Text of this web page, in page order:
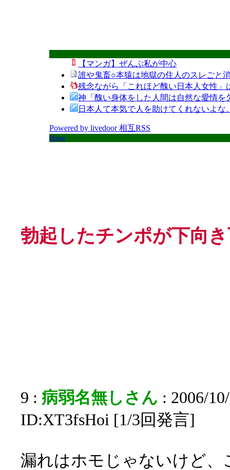
【マンガ】ぜんぶ私が中心
誰や鬼畜○本猿は地獄の住人のスレごと
残念ながら「これほど醜い日本人女性
神「醜い身体をした人間は自然な愛情を
日本人て本気で人を助けてくれないよ
Powered by livedoor 相互RSS
Home
勃起したチンポが下向
9 : 病弱名無しさん : 2006/
ID:XT3fsHoi [1/3回発言]
漏れはホモじゃないけど